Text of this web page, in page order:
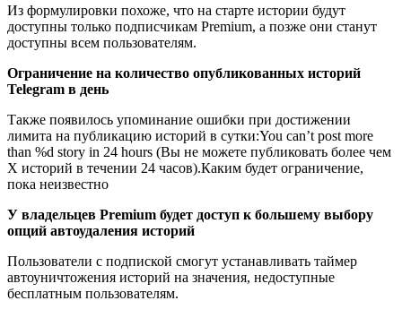
Из формулировки похоже, что на старте истории будут
доступны только подписчикам Premium, а позже они станут
доступны всем пользователям.
Ограничение на количество опубликованных историй
Telegram в день
Также появилось упоминание ошибки при достижении
лимита на публикацию историй в сутки:You can’t post more
than %d story in 24 hours (Вы не можете публиковать более чем
X историй в течении 24 часов).Каким будет ограничение,
пока неизвестно
У владельцев Premium будет доступ к большему выбору
опций автоудаления историй
Пользователи с подпиской смогут устанавливать таймер
автоуничтожения историй на значения, недоступные
бесплатным пользователям.